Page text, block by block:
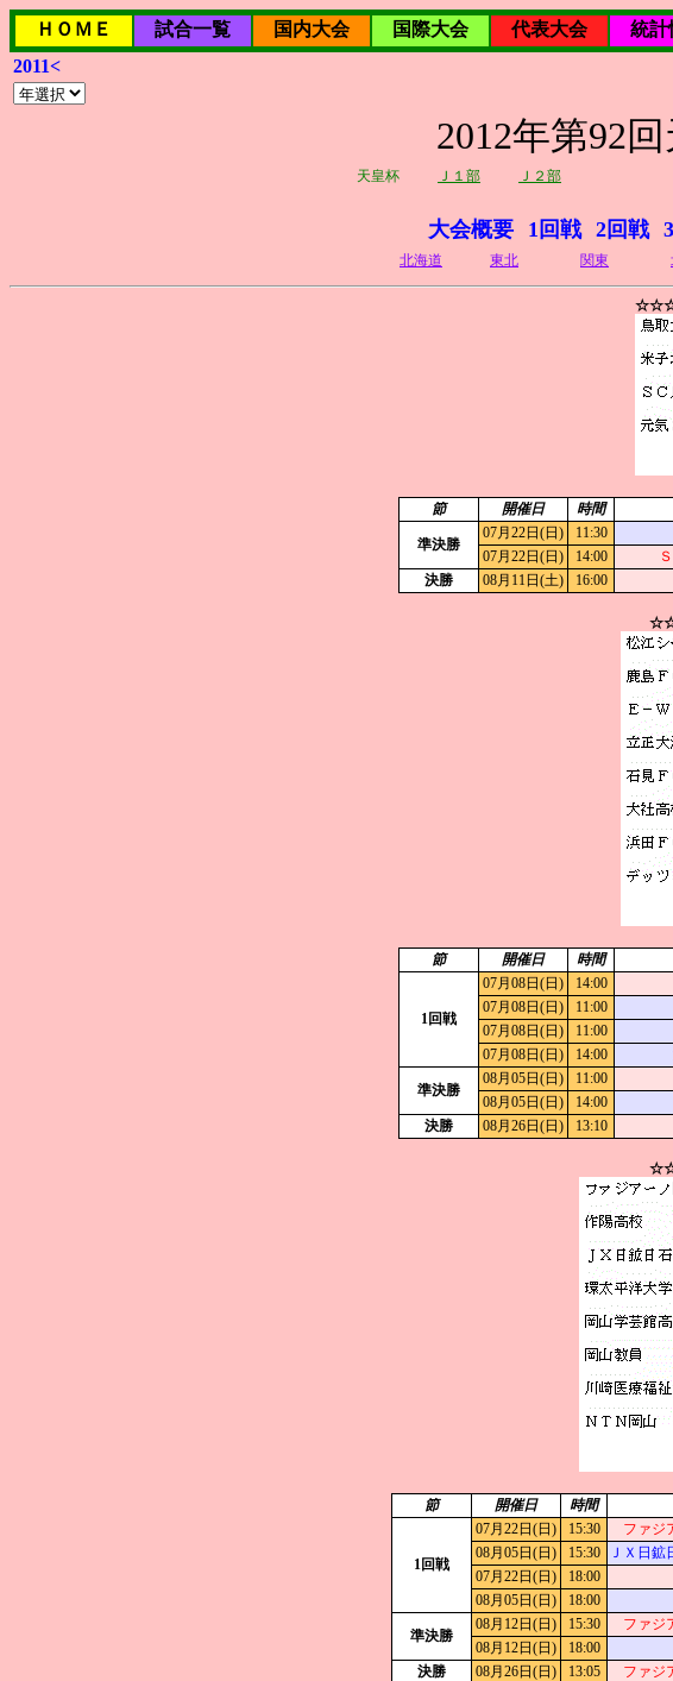
ＨＯＭＥ 試合一覧 国内大会 国際大会 代表大会 統計
2011<
2012年第92
天皇杯 Ｊ１部 Ｊ２部
大会概要 1回戦 2回戦
北海道 東北 関東
☆☆☆
節 開催日 時間
準決勝
07月22日(日) 11:30
07月22日(日)
14:00
決勝
08月11日(土) 16:00
節 開催日 時間
1回戦
07月08日(日) 14:00
07月08日(日)
11:00
07月08日(日)
11:00
07月08日(日)
14:00
準決勝
08月05日(日) 11:00
08月05日(日)
14:00
決勝
08月26日(日) 13:10
節 開催日 時間
1回戦
07月22日(日) 15:30 ファジ
08月05日(日)
15:30 ＪＸ日鉱
07月22日(日)
18:00
08月05日(日)
18:00
準決勝
08月12日(日) 15:30 ファジ
08月12日(日)
18:00
決勝
08月26日(日) 13:05 ファジ